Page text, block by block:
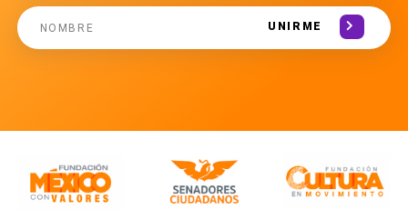
UNIRME